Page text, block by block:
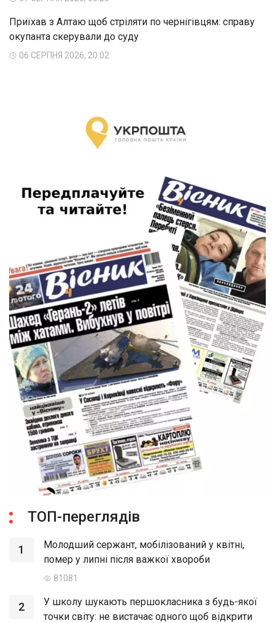
Приїхав з Алтаю щоб стріляти по чернігівцям: справу
окупанта скерували до суду
06 СЕРПНЯ 2026, 20:02
ТОП-переглядів
1
Молодший сержант, мобілізований у квітні,
помер у липні після важкої хвороби
81081
2
У школу шукають першокласника з будь-якої
точки світу: не вистачає одного щоб відкрити